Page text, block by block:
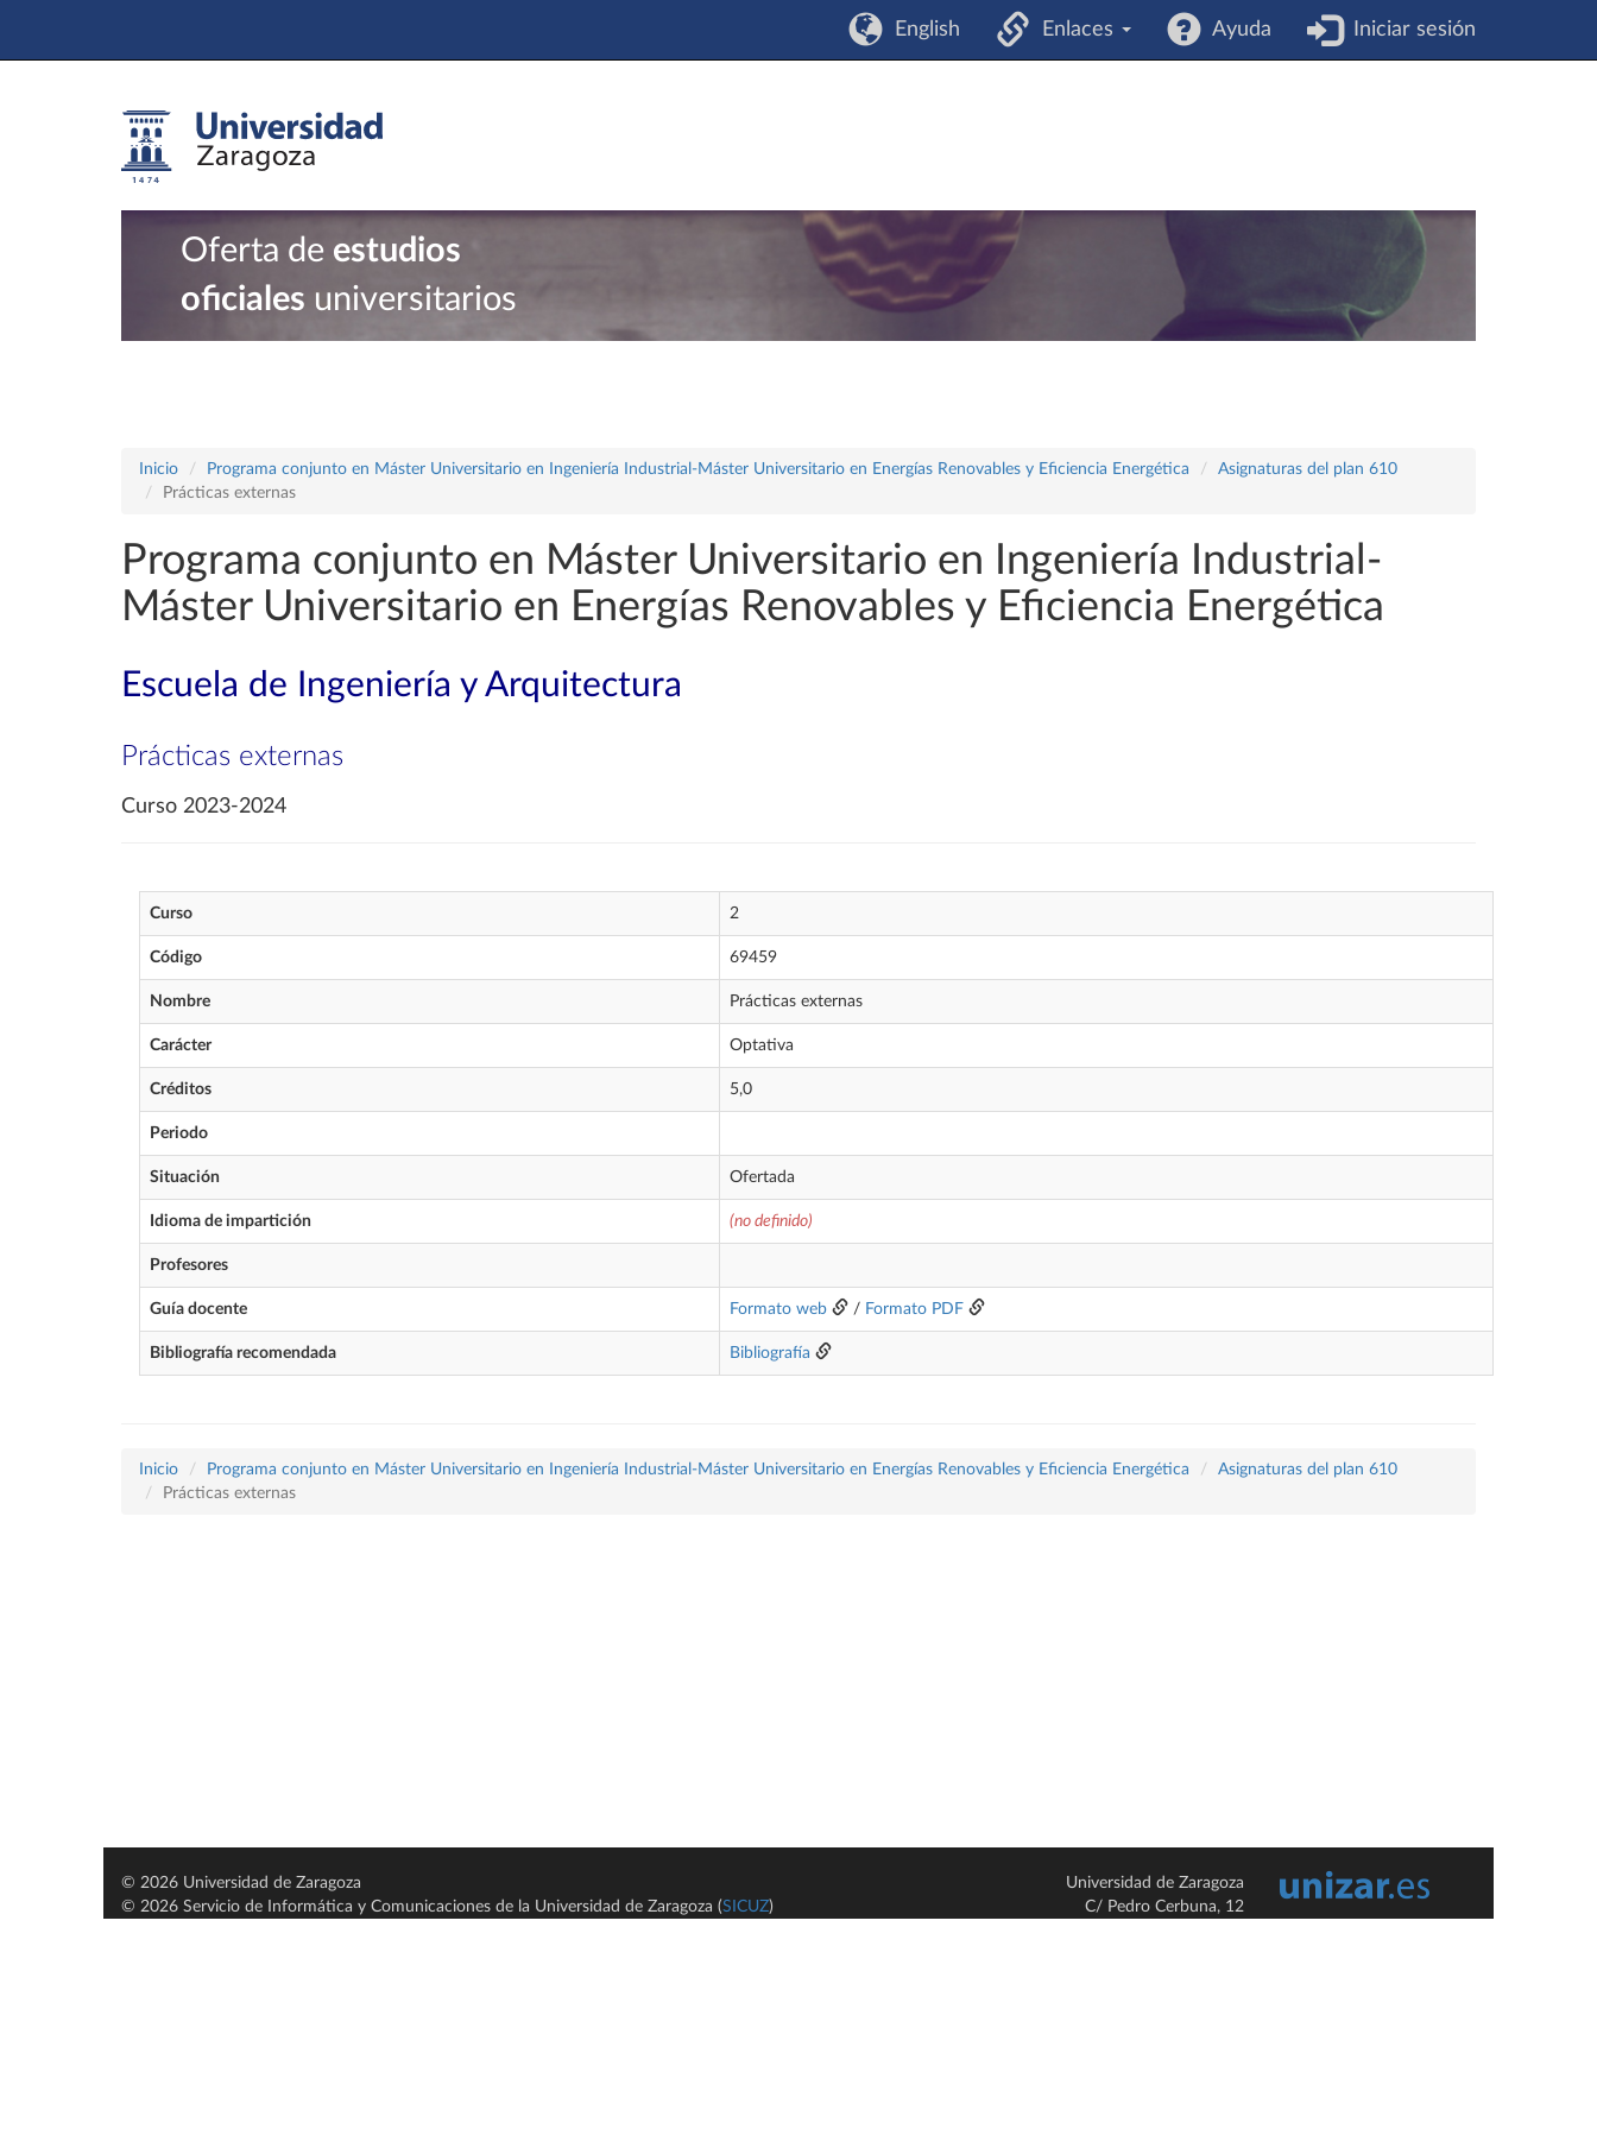
English Enlaces Ayuda Iniciar sesión
Oferta de estudios
oficiales universitarios
Inicio Programa conjunto en Máster Universitario en Ingeniería Industrial-Máster Universitario en Energías Renovables y Eficiencia Energética
Asignaturas del plan 610
Prácticas externas
Programa conjunto en Máster Universitario en Ingeniería Industrial-
Máster Universitario en Energías Renovables y Eficiencia Energética
Escuela de Ingeniería y Arquitectura
Prácticas externas
Curso 2023-2024
Curso 2
Código 69459
Nombre Prácticas externas
Carácter Optativa
Créditos 5,0
Periodo
Situación Ofertada
Idioma de impartición (no definido)
Profesores
Guía docente Formato web / Formato PDF
Bibliografía recomendada Bibliografía
Inicio Programa conjunto en Máster Universitario en Ingeniería Industrial-Máster Universitario en Energías Renovables y Eficiencia Energética
Asignaturas del plan 610
Prácticas externas
© 2026 Universidad de Zaragoza
© 2026 Servicio de Informática y Comunicaciones de la Universidad de Zaragoza (SICUZ)
Universidad de Zaragoza
C/ Pedro Cerbuna, 12